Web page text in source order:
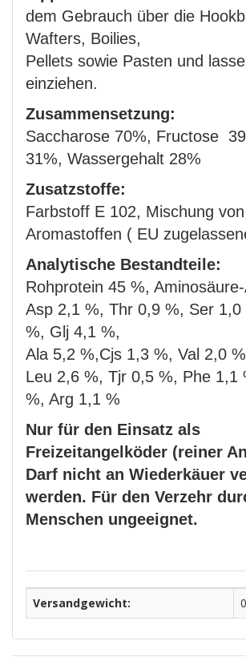
dem Gebrauch über die
Wafters, Boilies,
Pellets sowie Pasten und
einziehen.
Zusammensetzung:
Saccharose 70%, Fructose
31%, Wassergehalt 28%
Zusatzstoffe:
Farbstoff E 102, Mischung von
Aromastoffen ( EU
Analytische Bestandteile:
Rohprotein 45 %,
Asp 2,1 %, Thr 0,9 %, Ser
%, Glj 4,1 %,
Ala 5,2 %,Cjs 1,3 %, Val 2,0
Leu 2,6 %, Tjr 0,5 %, Phe 1,1
%, Arg 1,1 %
Nur für den Einsatz als
Freizeitangelköder (reiner
Darf nicht an Wiederkäuer
werden. Für den Verzehr
Menschen ungeeignet.
Versandgewicht: